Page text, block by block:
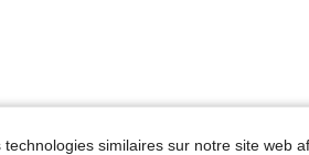
similaires sur notre site web